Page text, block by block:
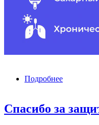
Подробнее
Спасибо за